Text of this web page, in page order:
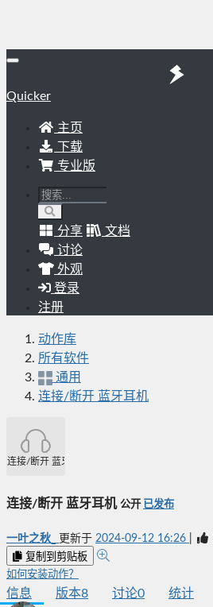
Quicker
主页
下载
专业版
分享
文档
讨论
外观
登录
注册
动作库
所有软件
通用
连接/断开 蓝牙耳机
连接/断开 蓝牙耳机
连接/断开 蓝牙耳机 公开 已发布
一叶之秋_ 更新于 2024-09-12 16:26
复制到剪贴板
如何安装动作？
信息 版本8 讨论0 统计